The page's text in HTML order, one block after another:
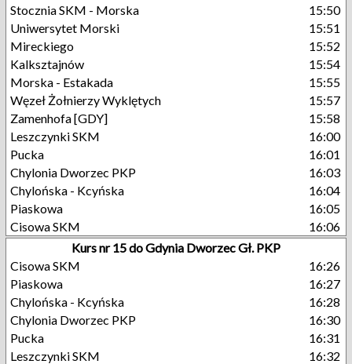
Stocznia SKM - Morska
15:50
Uniwersytet Morski
15:51
Mireckiego
15:52
Kalksztajnów
15:54
Morska - Estakada
15:55
Węzeł Żołnierzy Wyklętych
15:57
Zamenhofa [GDY]
15:58
Leszczynki SKM
16:00
Pucka
16:01
Chylonia Dworzec PKP
16:03
Chylońska - Kcyńska
16:04
Piaskowa
16:05
Cisowa SKM
16:06
Kurs nr 15 do Gdynia Dworzec Gł. PKP
Cisowa SKM
16:26
Piaskowa
16:27
Chylońska - Kcyńska
16:28
Chylonia Dworzec PKP
16:30
Pucka
16:31
Leszczynki SKM
16:32